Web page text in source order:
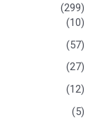
(299)
(10)
(57)
(27)
(12)
(5)